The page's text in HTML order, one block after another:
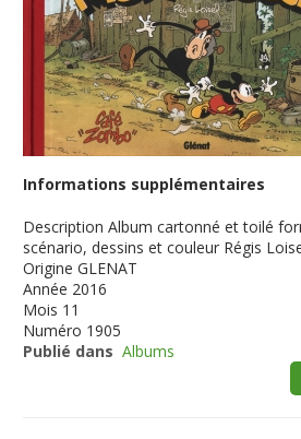
Informations supplémentaires
Description Album cartonné et toilé
scénario, dessins et couleur Régis
Origine GLENAT
Année 2016
Mois 11
Numéro 1905
Publié dans Albums